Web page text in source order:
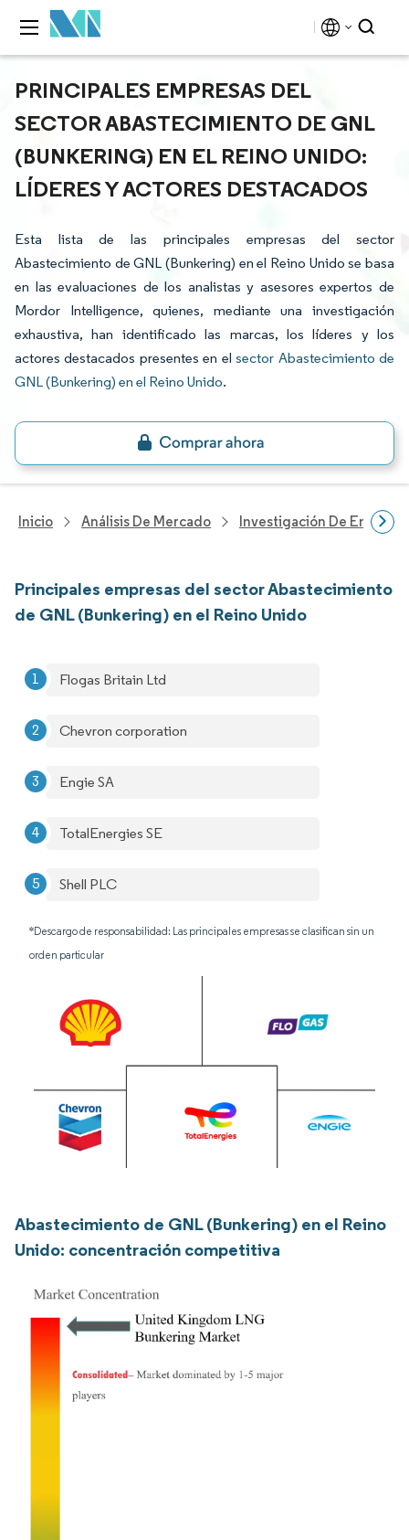
PRINCIPALES EMPRESAS DEL
SECTOR ABASTECIMIENTO DE GNL
(BUNKERING) EN EL REINO UNIDO:
LÍDERES Y ACTORES DESTACADOS
Esta lista de las principales empresas del sector
Abastecimiento de GNL (Bunkering) en el Reino Unido se basa
en las evaluaciones de los analistas y asesores expertos de
Mordor Intelligence, quienes, mediante una investigación
exhaustiva, han identificado las marcas, los líderes y los
actores destacados presentes en elsector Abastecimiento de
GNL (Bunkering) en el Reino Unido.
Inicio Análisis De Mercado Investigación De Energía
Principales empresas del sector Abastecimiento
de GNL (Bunkering) en el Reino Unido
Flogas Britain Ltd
Chevron corporation
Engie SA
TotalEnergies SE
Shell PLC
*Descargo de responsabilidad: Las principales empresas se clasifican sin un
orden particular
Abastecimiento de GNL (Bunkering) en el Reino
Unido: concentración competitiva